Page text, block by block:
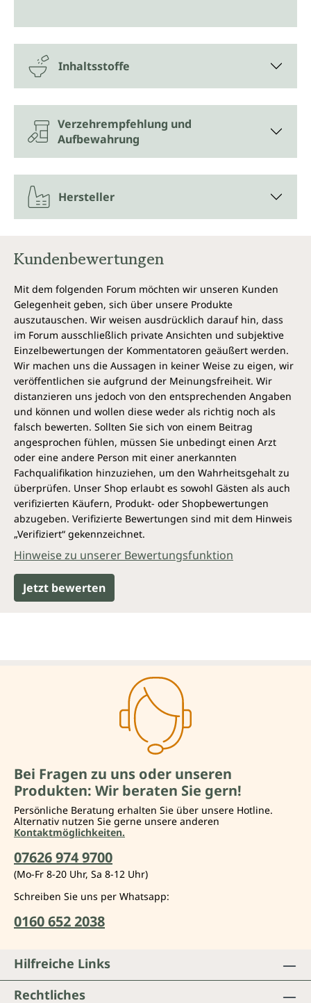
Inhaltsstoffe
Verzehrempfehlung und
Aufbewahrung
Hersteller
Kundenbewertungen
Mit dem folgenden Forum möchten wir unseren Kunden
Gelegenheit geben, sich über unsere Produkte
auszutauschen. Wir weisen ausdrücklich darauf hin, dass
im Forum ausschließlich private Ansichten und subjektive
Einzelbewertungen der Kommentatoren geäußert werden.
Wir machen uns die Aussagen in keiner Weise zu eigen, wir
veröffentlichen sie aufgrund der Meinungsfreiheit. Wir
distanzieren uns jedoch von den entsprechenden Angaben
und können und wollen diese weder als richtig noch als
falsch bewerten. Sollten Sie sich von einem Beitrag
angesprochen fühlen, müssen Sie unbedingt einen Arzt
oder eine andere Person mit einer anerkannten
Fachqualifikation hinzuziehen, um den Wahrheitsgehalt zu
überprüfen. Unser Shop erlaubt es sowohl Gästen als auch
verifizierten Käufern, Produkt- oder Shopbewertungen
abzugeben. Verifizierte Bewertungen sind mit dem Hinweis
„Verifiziert“ gekennzeichnet.
Hinweise zu unserer Bewertungsfunktion
Jetzt bewerten
Bei Fragen zu uns oder unseren
Produkten: Wir beraten Sie gern!
Persönliche Beratung erhalten Sie über unsere Hotline.
Alternativ nutzen Sie gerne unsere anderen
Kontaktmöglichkeiten.
07626 974 9700
(Mo-Fr 8-20 Uhr, Sa 8-12 Uhr)
Schreiben Sie uns per Whatsapp:
0160 652 2038
Hilfreiche Links
Rechtliches